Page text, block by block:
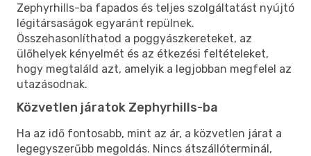
Zephyrhills-ba fapados és teljes szolgáltatást nyújtó
légitársaságok egyaránt repülnek.
Összehasonlíthatod a poggyászkereteket, az
ülőhelyek kényelmét és az étkezési feltételeket,
hogy megtaláld azt, amelyik a legjobban megfelel az
utazásodnak.
Közvetlen járatok Zephyrhills-ba
Ha az idő fontosabb, mint az ár, a közvetlen járat a
legegyszerűbb megoldás. Nincs átszállóterminál,